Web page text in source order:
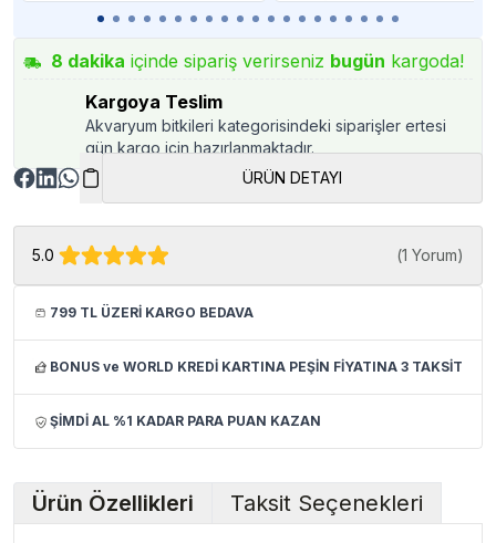
8 dakika içinde sipariş verirseniz bugün kargoda!
Kargoya Teslim
Akvaryum bitkileri kategorisindeki siparişler ertesi
gün kargo için hazırlanmaktadır.
ÜRÜN DETAYI
5.0 (1 Yorum)
799 TL ÜZERİ KARGO BEDAVA
BONUS ve WORLD KREDİ KARTINA PEŞİN FİYATINA 3 TAKSİT
ŞİMDİ AL %1 KADAR PARA PUAN KAZAN
Ürün Özellikleri Taksit Seçenekleri